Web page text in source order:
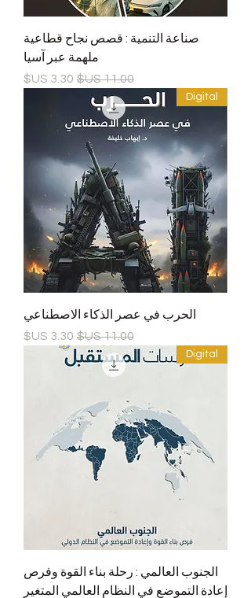
صناعة التنمية : قصص نجاح قطاعية
ملهمة عبر آسيا
سعر عادي
سعر البيع
Digital
الحرب في عصر الذكاء الاصطناعي
سعر عادي
سعر البيع
Digital
الجنوب العالمي : رحلة بناء القوة وفرص
إعادة التموضع في النظام العالمي المتغير